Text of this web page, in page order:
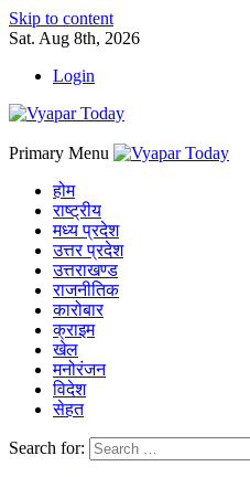
Skip to content
Sat. Aug 8th, 2026
Login
Primary Menu
होम
राष्ट्रीय
मध्य प्रदेश
उत्तर प्रदेश
उत्तराखण्ड
राजनीतिक
कारोबार
क्राइम
खेल
मनोरंजन
विदेश
सेहत
Search for: